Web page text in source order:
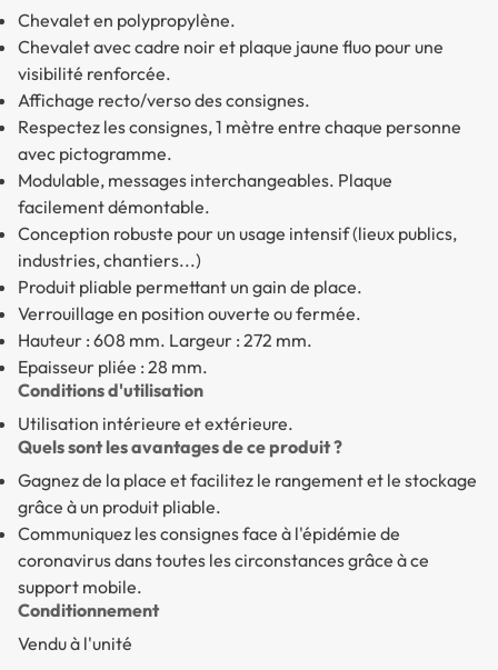
Chevalet en polypropylène.
Chevalet avec cadre noir et plaque jaune fluo pour une
visibilité renforcée.
Affichage recto/verso des consignes.
Respectez les consignes, 1 mètre entre chaque personne
avec pictogramme.
Modulable, messages interchangeables. Plaque
facilement démontable.
Conception robuste pour un usage intensif (lieux publics,
industries, chantiers...)
Produit pliable permettant un gain de place.
Verrouillage en position ouverte ou fermée.
Hauteur : 608 mm. Largeur : 272 mm.
Epaisseur pliée : 28 mm.
Conditions d'utilisation
Utilisation intérieure et extérieure.
Quels sont les avantages de ce produit ?
Gagnez de la place et facilitez le rangement et le stockage
grâce à un produit pliable.
Communiquez les consignes face à l'épidémie de
coronavirus dans toutes les circonstances grâce à ce
support mobile.
Conditionnement
Vendu à l'unité